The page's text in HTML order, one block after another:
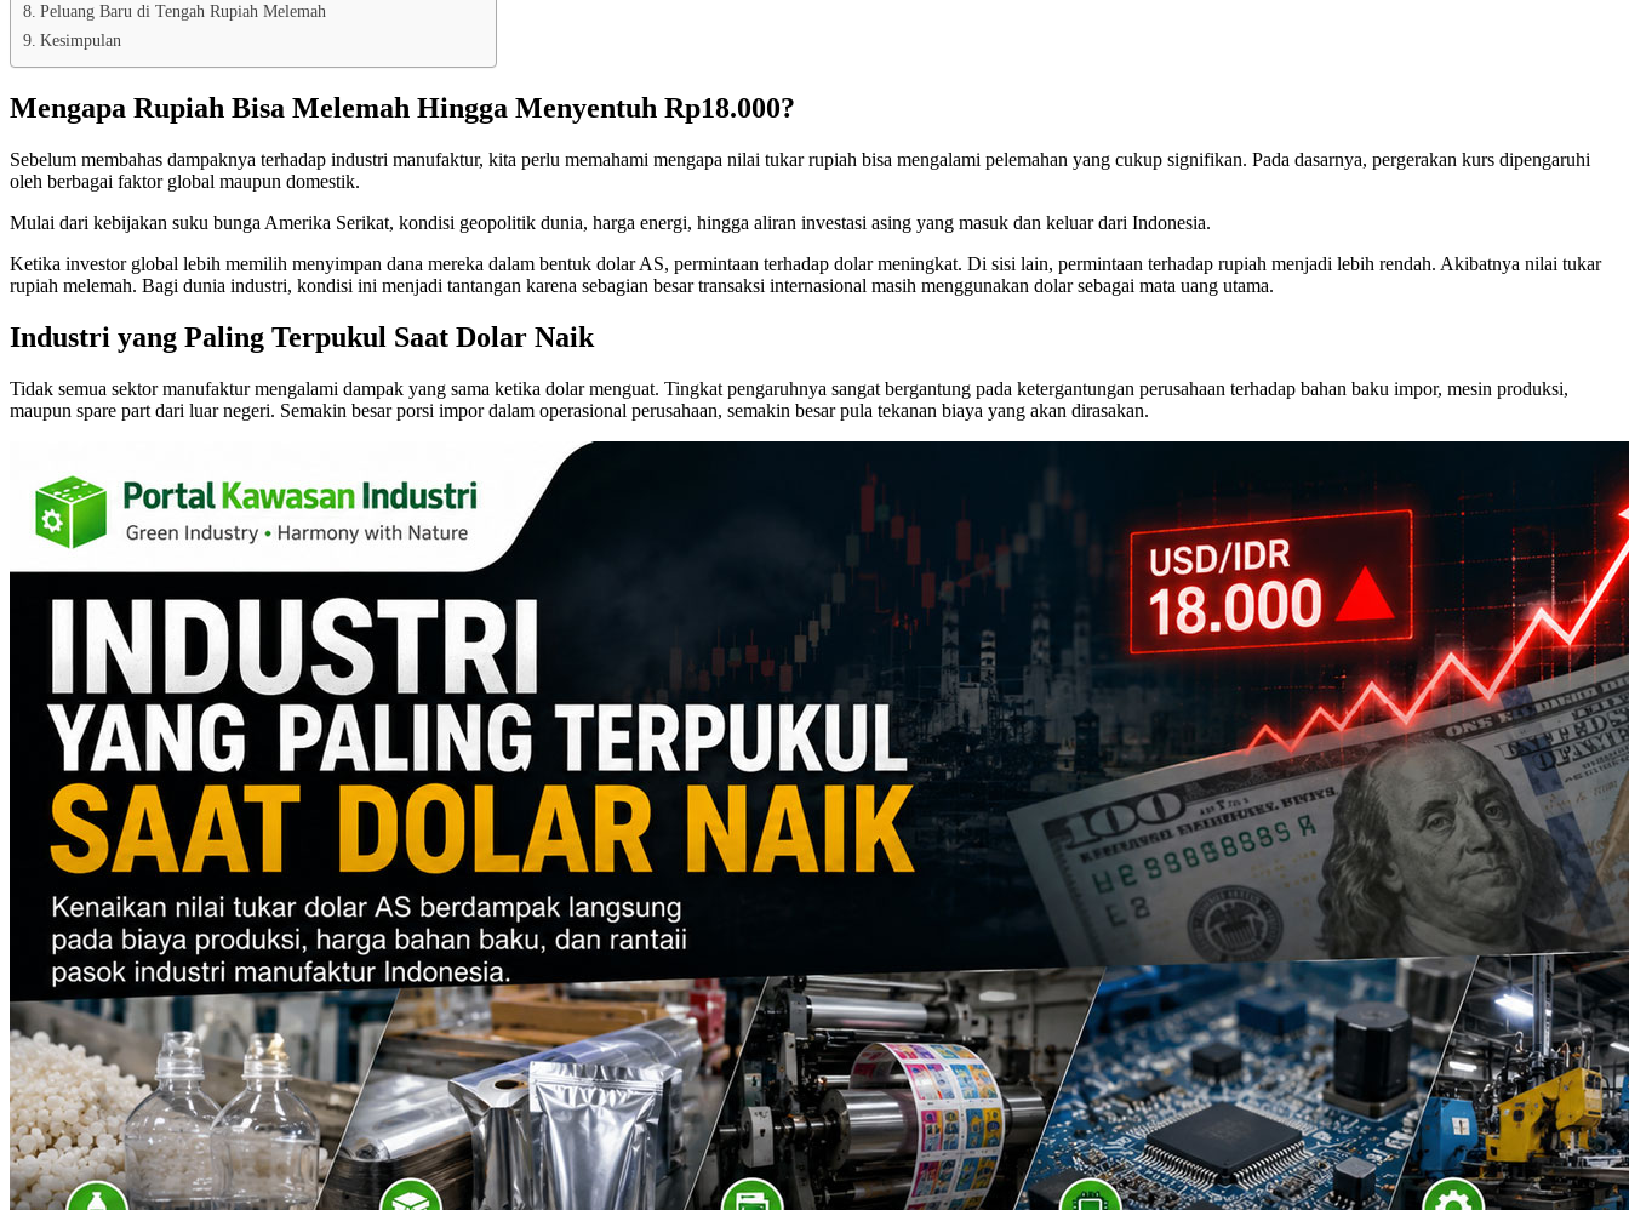
Peluang Baru di Tengah Rupiah Melemah
Kesimpulan
Mengapa Rupiah Bisa Melemah Hingga Menyentuh Rp18.000?
Sebelum membahas dampaknya terhadap industri manufaktur, kita perlu memahami mengapa nilai tukar rupiah bisa mengalami pelemahan yang cukup signifikan. Pada dasarnya, pergerakan kurs dipengaruhi
oleh berbagai faktor global maupun domestik.
Mulai dari kebijakan suku bunga Amerika Serikat, kondisi geopolitik dunia, harga energi, hingga aliran investasi asing yang masuk dan keluar dari Indonesia.
Ketika investor global lebih memilih menyimpan dana mereka dalam bentuk dolar AS, permintaan terhadap dolar meningkat. Di sisi lain, permintaan terhadap rupiah menjadi lebih rendah. Akibatnya nilai tukar
rupiah melemah. Bagi dunia industri, kondisi ini menjadi tantangan karena sebagian besar transaksi internasional masih menggunakan dolar sebagai mata uang utama.
Industri yang Paling Terpukul Saat Dolar Naik
Tidak semua sektor manufaktur mengalami dampak yang sama ketika dolar menguat. Tingkat pengaruhnya sangat bergantung pada ketergantungan perusahaan terhadap bahan baku impor, mesin produksi,
maupun spare part dari luar negeri. Semakin besar porsi impor dalam operasional perusahaan, semakin besar pula tekanan biaya yang akan dirasakan.